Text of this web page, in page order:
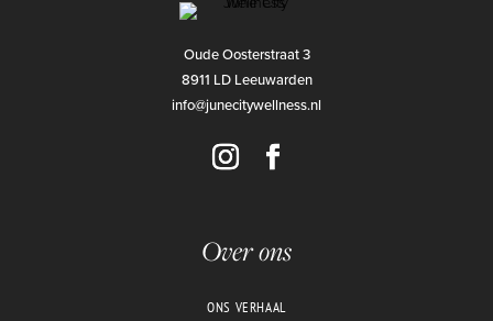
Oude Oosterstraat 3
8911 LD Leeuwarden
info@junecitywellness.nl
Over ons
ONS VERHAAL